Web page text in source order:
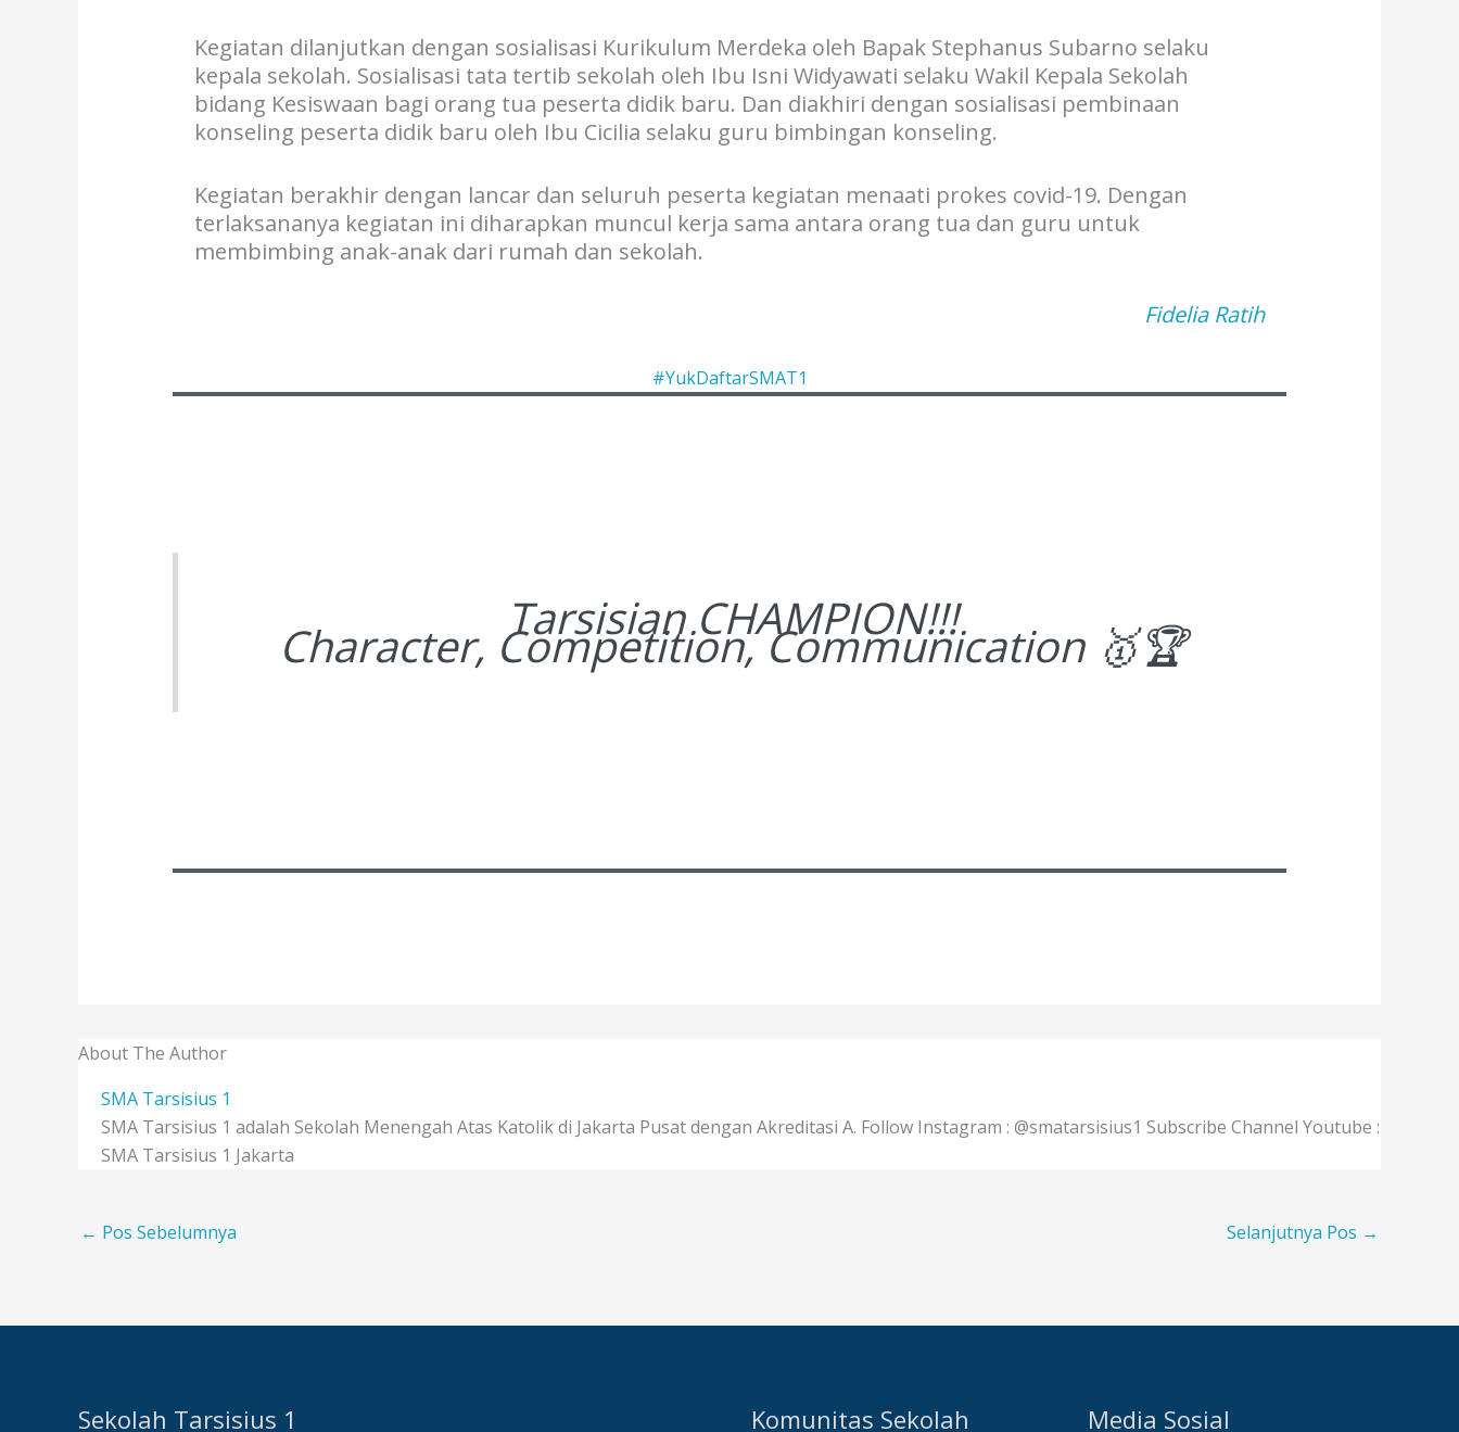
Kegiatan dilanjutkan dengan sosialisasi Kurikulum Merdeka oleh Bapak Stephanus Subarno selaku
kepala sekolah. Sosialisasi tata tertib sekolah oleh Ibu Isni Widyawati selaku Wakil Kepala Sekolah
bidang Kesiswaan bagi orang tua peserta didik baru. Dan diakhiri dengan sosialisasi pembinaan
konseling peserta didik baru oleh Ibu Cicilia selaku guru bimbingan konseling.
Kegiatan berakhir dengan lancar dan seluruh peserta kegiatan menaati prokes covid-19. Dengan
terlaksananya kegiatan ini diharapkan muncul kerja sama antara orang tua dan guru untuk
membimbing anak-anak dari rumah dan sekolah.
Fidelia Ratih
#YukDaftarSMAT1
Tarsisian CHAMPION!!!
Character, Competition, Communication 🥇🏆
About The Author
SMA Tarsisius 1
SMA Tarsisius 1 adalah Sekolah Menengah Atas Katolik di Jakarta Pusat dengan Akreditasi A. Follow Instagram : @smatarsisius1 Subscribe Channel Youtube :
SMA Tarsisius 1 Jakarta
← Pos Sebelumnya Selanjutnya Pos →
Sekolah Tarsisius 1 Komunitas Sekolah Media Sosial